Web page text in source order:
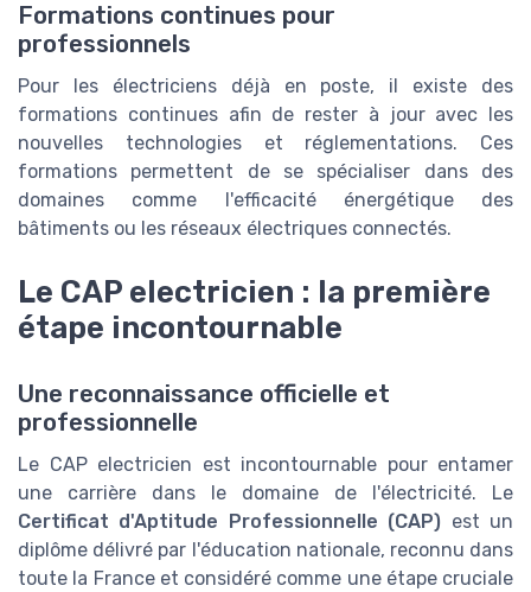
Formations continues pour
professionnels
Pour les électriciens déjà en poste, il existe des
formations continues afin de rester à jour avec les
nouvelles technologies et réglementations. Ces
formations permettent de se spécialiser dans des
domaines comme l'efficacité énergétique des
bâtiments ou les réseaux électriques connectés.
Le CAP electricien : la première
étape incontournable
Une reconnaissance officielle et
professionnelle
Le CAP electricien est incontournable pour entamer
une carrière dans le domaine de l'électricité. Le
Certificat d'Aptitude Professionnelle (CAP) est un
diplôme délivré par l'éducation nationale, reconnu dans
toute la France et considéré comme une étape cruciale